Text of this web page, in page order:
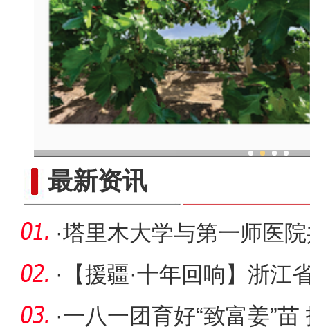
最新资讯
·塔里木大学与第一师医
量发展
·
【援疆·十年回响】浙江
疆医
·一八一团育好“致富姜”